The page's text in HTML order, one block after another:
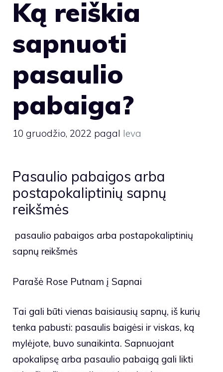
Ką reiškia
sapnuoti
pasaulio
pabaiga?
10 gruodžio, 2022 pagal Ieva
Pasaulio pabaigos arba
postapokaliptinių sapnų
reikšmės
pasaulio pabaigos arba postapokaliptinių
sapnų reikšmės
Parašė Rose Putnam į Sapnai
Tai gali būti vienas baisiausių sapnų, iš kurių
tenka pabusti: pasaulis baigėsi ir viskas, ką
mylėjote, buvo sunaikinta. Sapnuojant
apokalipsę arba pasaulio pabaigą gali likti